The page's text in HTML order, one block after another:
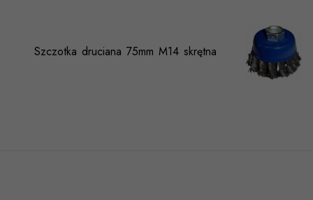
Szczotka druciana 75mm M14 skrętna